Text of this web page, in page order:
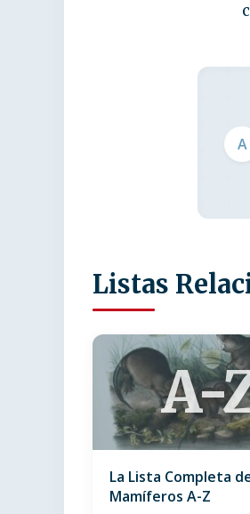
A
Listas
A-
La Lista Completa
Mamíferos A-Z